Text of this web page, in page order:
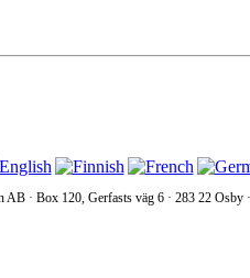
AB · Box 120, Gerfasts väg 6 · 283 22